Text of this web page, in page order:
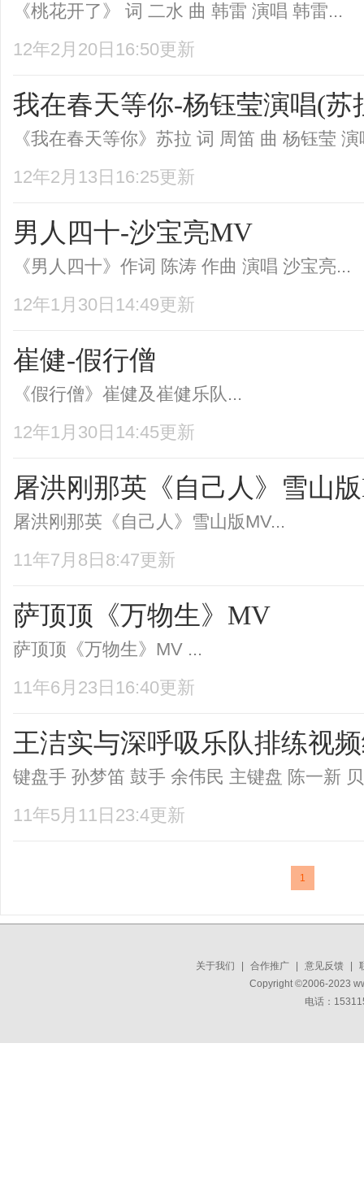
《桃花开了》 词 二水 曲 韩雷 演唱 韩雷...
12年2月20日16:50更新
我在春天等你-杨钰莹演唱(苏
《我在春天等你》苏拉 词 周笛 曲 杨钰莹 演
12年2月13日16:25更新
男人四十-沙宝亮MV
《男人四十》作词 陈涛 作曲 演唱 沙宝亮...
12年1月30日14:49更新
崔健-假行僧
《假行僧》崔健及崔健乐队...
12年1月30日14:45更新
屠洪刚那英《自己人》雪山
屠洪刚那英《自己人》雪山版MV...
11年7月8日8:47更新
萨顶顶《万物生》MV
萨顶顶《万物生》MV ...
11年6月23日16:40更新
王洁实与深呼吸乐队排练视
键盘手 孙梦笛 鼓手 余伟民 主键盘 陈一新
11年5月11日23:4更新
1
关于我们 合作推广 意见反馈
Copyright ©2006-2023
电话：